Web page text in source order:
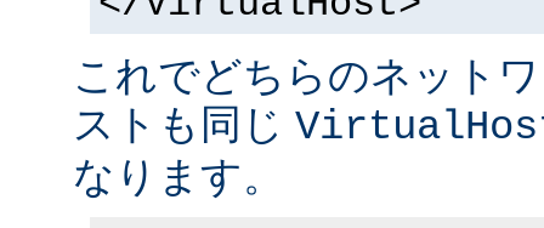
これでどちらのネット
ストも同じ
なります。